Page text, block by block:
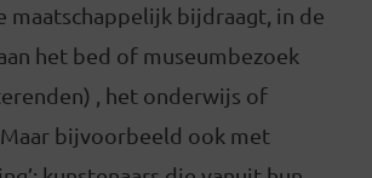
maatschappelijk bijdraagt, in de
het bed of museumbezoek
, het onderwijs of
bijvoorbeeld ook met